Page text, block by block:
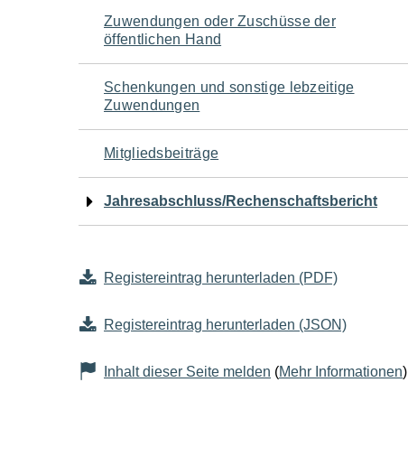
Zuwendungen oder Zuschüsse der
öffentlichen Hand
Schenkungen und sonstige lebzeitige
Zuwendungen
Mitgliedsbeiträge
Jahresabschluss/Rechenschaftsbericht
Registereintrag herunterladen (PDF)
Registereintrag herunterladen (JSON)
Inhalt dieser Seite melden (Mehr Informationen)